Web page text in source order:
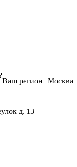
Москва
Ваш регион
д. 13